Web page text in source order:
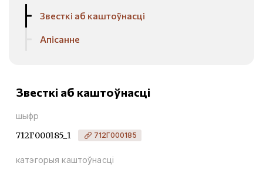
Звесткі аб каштоўнасці
Апісанне
Звесткі аб каштоўнасці
шыфр
712Г000185_1 712Г000185
катэгорыя каштоўнасці